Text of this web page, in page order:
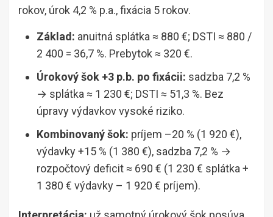
rokov, úrok 4,2 % p.a., fixácia 5 rokov.
Základ: anuitná splátka ≈ 880 €; DSTI ≈ 880 /
2 400 = 36,7 %. Prebytok ≈ 320 €.
Úrokový šok +3 p.b. po fixácii: sadzba 7,2 %
→ splátka ≈ 1 230 €; DSTI ≈ 51,3 %. Bez
úpravy výdavkov vysoké riziko.
Kombinovaný šok: príjem –20 % (1 920 €),
výdavky +15 % (1 380 €), sadzba 7,2 % →
rozpočtový deficit ≈ 690 € (1 230 € splátka +
1 380 € výdavky – 1 920 € príjem).